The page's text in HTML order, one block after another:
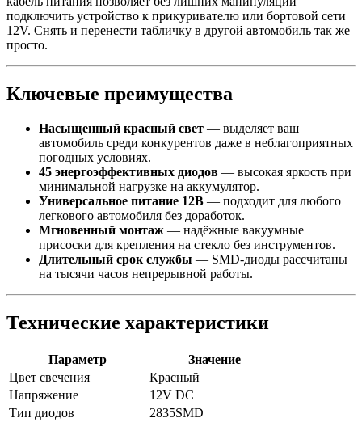
подключить устройство к прикуривателю или бортовой сети
12V. Снять и перенести табличку в другой автомобиль так же
просто.
Ключевые преимущества
Насыщенный красный свет — выделяет ваш
автомобиль среди конкурентов даже в неблагоприятных
погодных условиях.
45 энергоэффективных диодов — высокая яркость при
минимальной нагрузке на аккумулятор.
Универсальное питание 12В — подходит для любого
легкового автомобиля без доработок.
Мгновенный монтаж — надёжные вакуумные
присоски для крепления на стекло без инструментов.
Длительный срок службы — SMD-диоды рассчитаны
на тысячи часов непрерывной работы.
Технические характеристики
Параметр
Значение
Цвет свечения
Красный
Напряжение
12V DC
Тип диодов
2835SMD